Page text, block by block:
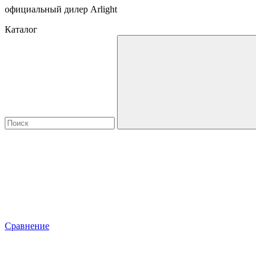
официальный дилер Arlight
Каталог
Сравнение